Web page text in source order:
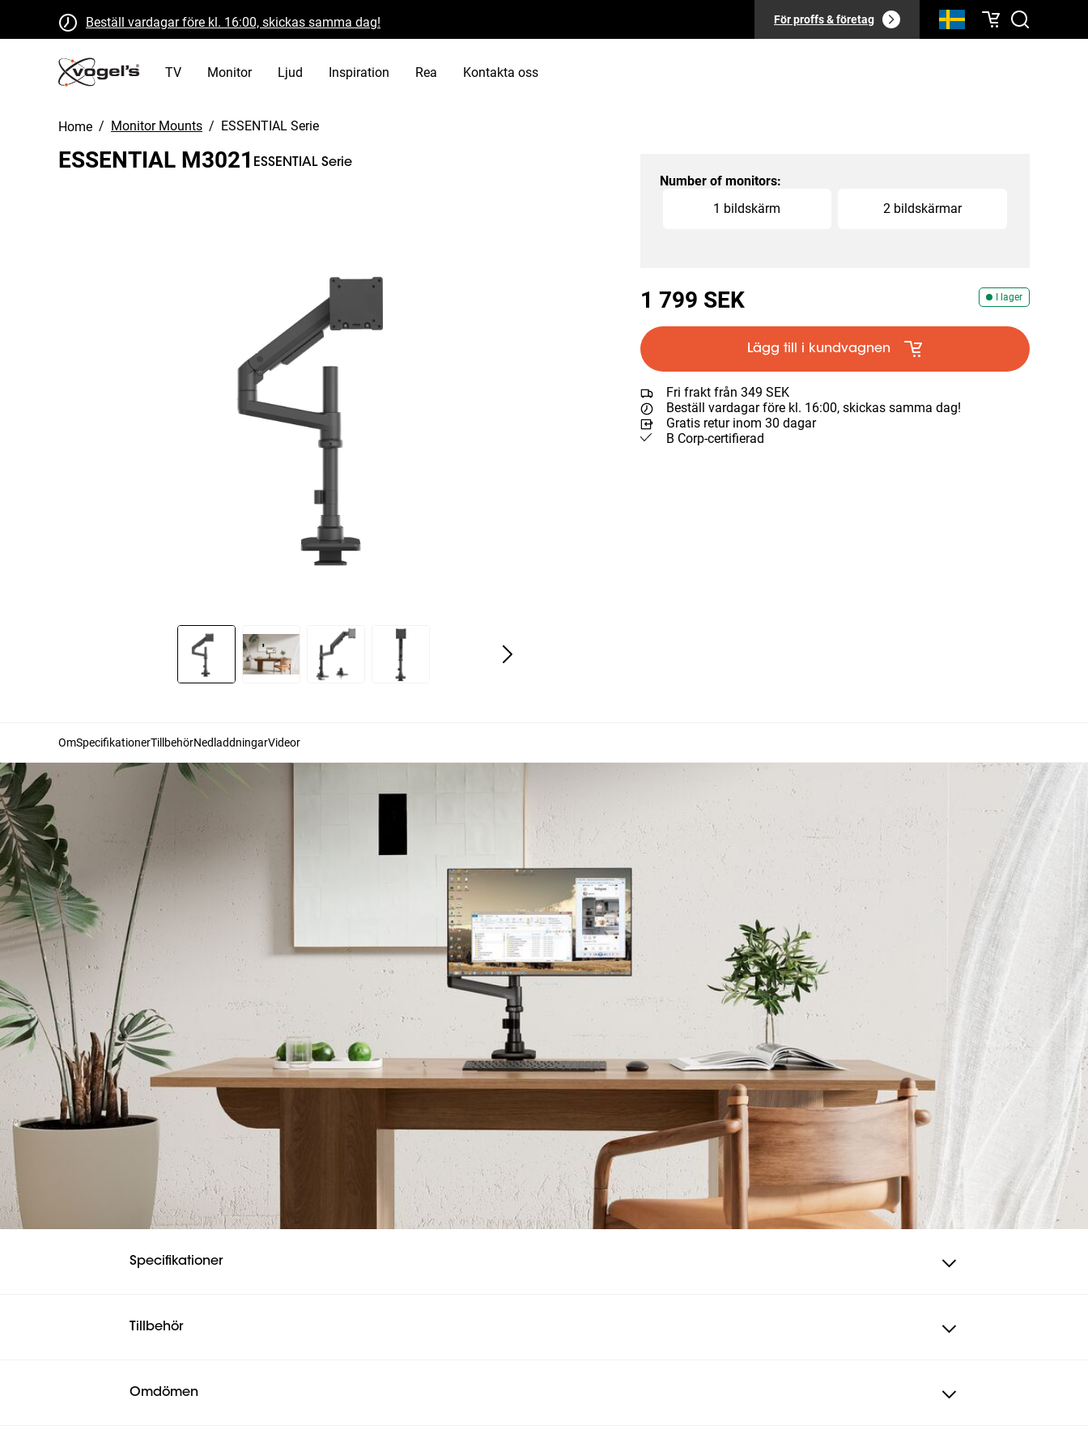
Beställ vardagar före kl. 16:00, skickas samma dag!
Gratis retur inom 30 dagar
B Corp-certifierad
För proffs & företag
TV Monitor Ljud Inspiration Rea Kontakta oss
Home / Monitor Mounts / ESSENTIAL Serie
ESSENTIAL M3021 ESSENTIAL Serie
Slide 1 of 4
Number of monitors:
1 bildskärm
2 bildskärmar
I lager
1 799 SEK
Lägg till i kundvagnen
Fri frakt från 349 SEK
Beställ vardagar före kl. 16:00, skickas samma dag!
Gratis retur inom 30 dagar
B Corp-certifierad
OmSpecifikationerTillbehörNedladdningarVideor
Specifikationer
Tillbehör
Omdömen